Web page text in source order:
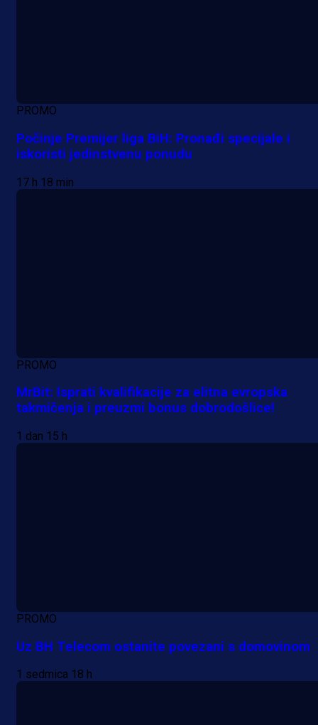
PROMO
Počinje Premijer liga BiH: Pronađi specijale i
iskoristi jedinstvenu ponudu
17 h 18 min
PROMO
MrBit: Isprati kvalifikacije za elitna evropska
takmičenja i preuzmi bonus dobrodošlice!
1 dan 15 h
PROMO
Uz BH Telecom ostanite povezani s domovinom
1 sedmica 18 h